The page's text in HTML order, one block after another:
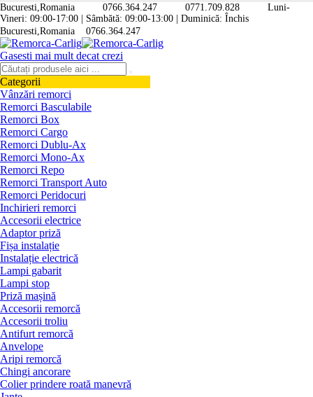
Bucuresti,Romania 0766.364.247 0771.709.828
Luni-
Vineri: 09:00-17:00 | Sâmbătă: 09:00-13:00 | Duminică: Închis
Bucuresti,Romania
0766.364.247
Gasesti mai mult decat crezi
Categorii
Vânzări remorci
Remorci Basculabile
Remorci Box
Remorci Cargo
Remorci Dublu-Ax
Remorci Mono-Ax
Remorci Repo
Remorci Transport Auto
Remorci Peridocuri
Inchirieri remorci
Accesorii electrice
Adaptor priză
Fișa instalație
Instalație electrică
Lampi gabarit
Lampi stop
Priză mașină
Accesorii remorcă
Accesorii troliu
Antifurt remorcă
Anvelope
Aripi remorcă
Chingi ancorare
Colier prindere roată manevră